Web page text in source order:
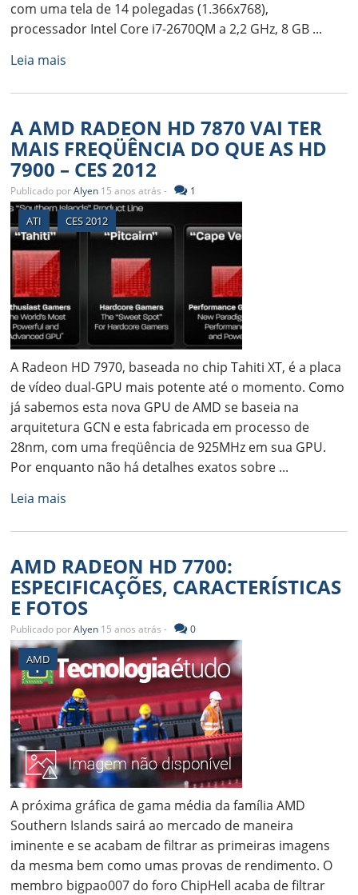
com uma tela de 14 polegadas (1.366x768),
processador Intel Core i7-2670QM a 2,2 GHz, 8 GB ...
Leia mais
A AMD RADEON HD 7870 VAI TER
MAIS FREQÜÊNCIA DO QUE AS HD
7900 – CES 2012
Publicado porAlyen 15 anos atrás - 1
ATI CES 2012
A Radeon HD 7970, baseada no chip Tahiti XT, é a placa
de vídeo dual-GPU mais potente até o momento. Como
já sabemos esta nova GPU de AMD se baseia na
arquitetura GCN e esta fabricada em processo de
28nm, com uma freqüência de 925MHz em sua GPU.
Por enquanto não há detalhes exatos sobre ...
Leia mais
AMD RADEON HD 7700:
ESPECIFICAÇÕES, CARACTERÍSTICAS
E FOTOS
Publicado porAlyen 15 anos atrás - 0
AMD
A próxima gráfica de gama média da família AMD
Southern Islands sairá ao mercado de maneira
iminente e se acabam de filtrar as primeiras imagens
da mesma bem como umas provas de rendimento. O
membro bigpao007 do foro ChipHell acaba de filtrar